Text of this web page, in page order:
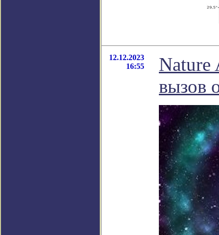
12.12.2023
16:55
Nature
вызов